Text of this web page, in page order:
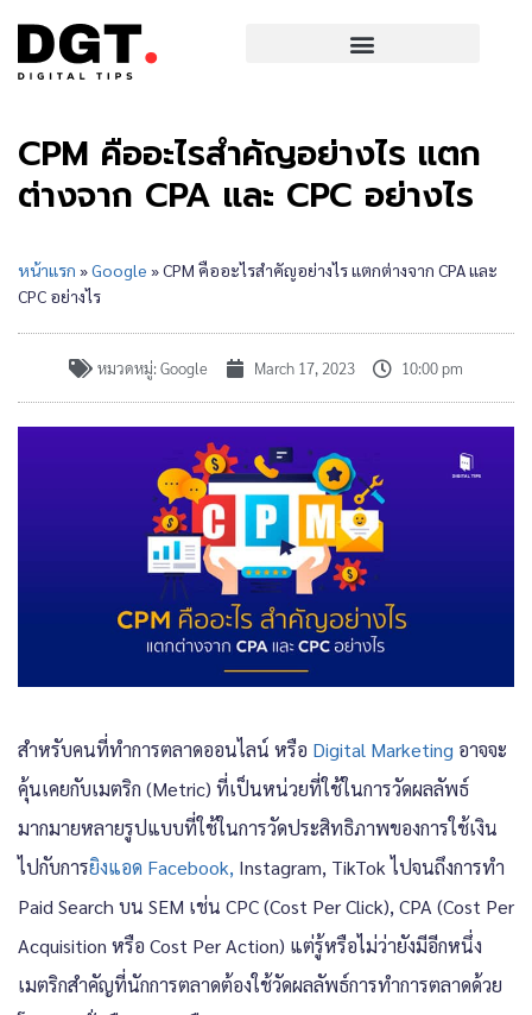
CPM คืออะไรสำคัญอย่างไร แตก
ต่างจาก CPA และ CPC อย่างไร
หน้าแรก »Google »CPM คืออะไรสำคัญอย่างไร แตกต่างจาก CPA และ
CPC อย่างไร
หมวดหมู่: Google March 17, 2023 10:00 pm
สำหรับคนที่ทำการตลาดออนไลน์ หรือ Digital Marketing อาจจะ
คุ้นเคยกับเมตริก (Metric) ที่เป็นหน่วยที่ใช้ในการวัดผลลัพธ์
มากมายหลายรูปแบบที่ใช้ในการวัดประสิทธิภาพของการใช้เงิน
ไปกับการยิงแอด Facebook, Instagram, TikTok ไปจนถึงการทำ
Paid Search บน SEM เช่น CPC (Cost Per Click), CPA (Cost Per
Acquisition หรือ Cost Per Action) แต่รู้หรือไม่ว่ายังมีอีกหนึ่ง
เมตริกสำคัญที่นักการตลาดต้องใช้วัดผลลัพธ์การทำการตลาดด้วย